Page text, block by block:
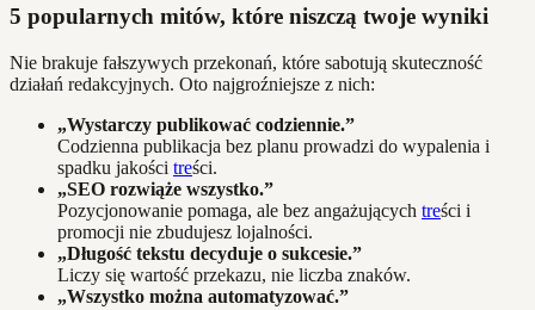
5 popularnych mitów, które niszczą twoje wyniki
Nie brakuje fałszywych przekonań, które sabotują skuteczność
działań redakcyjnych. Oto najgroźniejsze z nich:
„Wystarczy publikować codziennie.”
Codzienna publikacja bez planu prowadzi do wypalenia i
spadku jakości treści.
„SEO rozwiąże wszystko.”
Pozycjonowanie pomaga, ale bez angażujących treści i
promocji nie zbudujesz lojalności.
„Długość tekstu decyduje o sukcesie.”
Liczy się wartość przekazu, nie liczba znaków.
„Wszystko można automatyzować.”